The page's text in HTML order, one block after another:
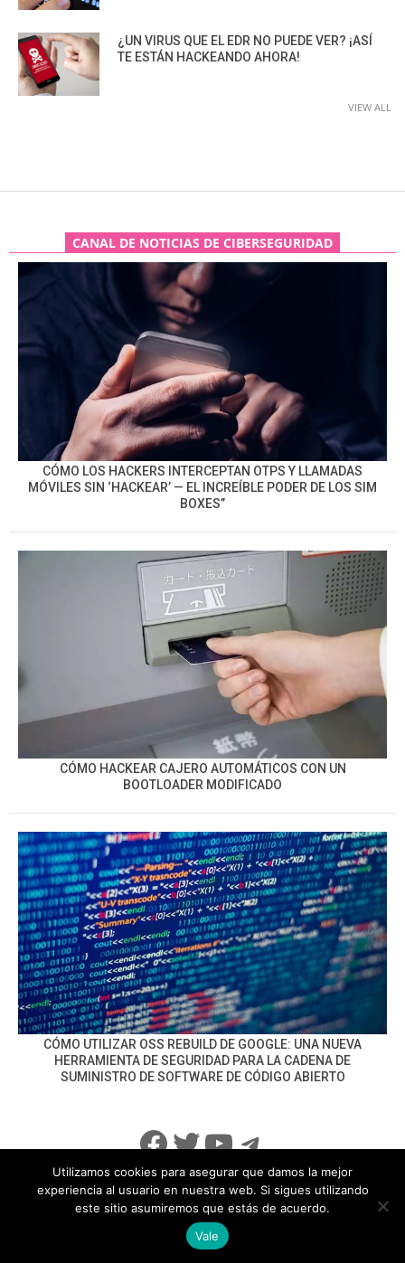
¿UN VIRUS QUE EL EDR NO PUEDE VER? ¡ASÍ
TE ESTÁN HACKEANDO AHORA!
VIEW ALL
CANAL DE NOTICIAS DE CIBERSEGURIDAD
CÓMO LOS HACKERS INTERCEPTAN OTPS Y LLAMADAS
MÓVILES SIN ‘HACKEAR’ — EL INCREÍBLE PODER DE LOS SIM
BOXES”
CÓMO HACKEAR CAJERO AUTOMÁTICOS CON UN
BOOTLOADER MODIFICADO
CÓMO UTILIZAR OSS REBUILD DE GOOGLE: UNA NUEVA
HERRAMIENTA DE SEGURIDAD PARA LA CADENA DE
SUMINISTRO DE SOFTWARE DE CÓDIGO ABIERTO
Facebook
Twitter
YouTube
Telegram
info@noticiasseguridad.com Política de Privacidad
Utilizamos cookies para asegurar que damos la mejor
experiencia al usuario en nuestra web. Si sigues utilizando
este sitio asumiremos que estás de acuerdo.
Vale